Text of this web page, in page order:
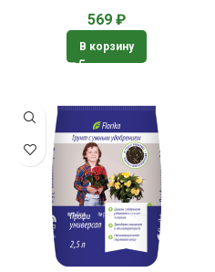
569 ₽
В корзину